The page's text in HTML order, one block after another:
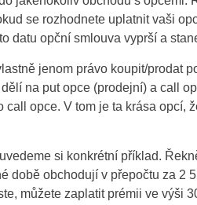
se rozhodnete uplatnit vaši
datu opční smlouva vyprší a
jenom právo koupit/prodat
na put opce (prodejní) a call
opce. V tom je ta krása opcí,
si konkrétní příklad.
době obchodují v přepočtu za 2
můžete zaplatit prémii ve výši